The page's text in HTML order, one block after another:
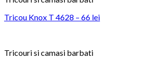
Tricou Knox T 4628 – 66 lei
Tricouri si camasi barbati